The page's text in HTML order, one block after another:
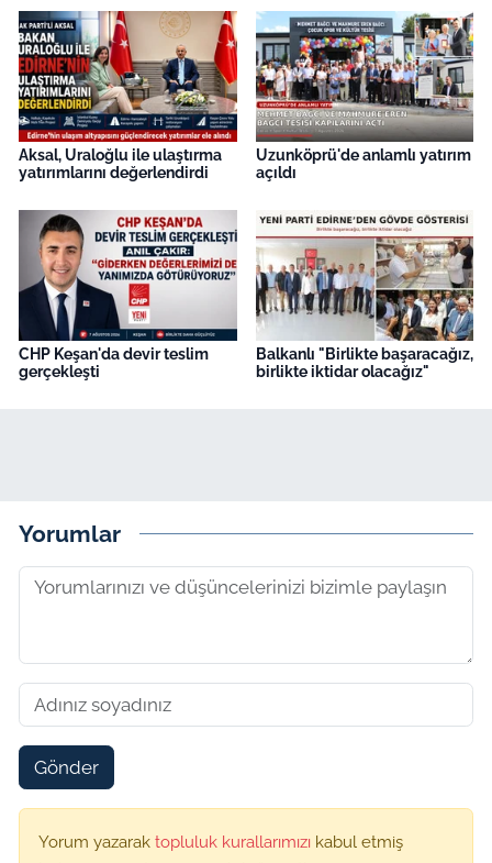
Aksal, Uraloğlu ile ulaştırma
yatırımlarını değerlendirdi
Uzunköprü'de anlamlı yatırım
açıldı
CHP Keşan'da devir teslim
gerçekleşti
Balkanlı "Birlikte başaracağız,
birlikte iktidar olacağız"
Yorumlar
Gönder
Yorum yazarak topluluk kurallarımızı kabul etmiş